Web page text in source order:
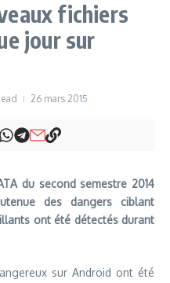
fichiers
jour sur
26 mars 2015
du second semestre 2014
des dangers ciblant
ont été détectés durant
sur Android ont été